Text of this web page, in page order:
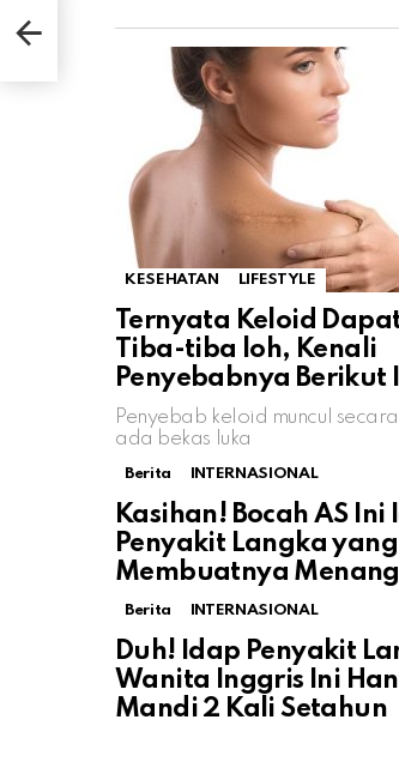
KESEHATAN LIFESTYLE
Ternyata Keloid
Tiba-tiba loh, Kenali
Penyebabnya Berikut
Penyebab keloid muncul
ada bekas luka
Berita INTERNASIONAL
Kasihan! Bocah AS Ini
Penyakit Langka yang
Membuatnya
Berita INTERNASIONAL
Duh! Idap Penyakit
Wanita Inggris Ini
Mandi 2 Kali Setahun
M